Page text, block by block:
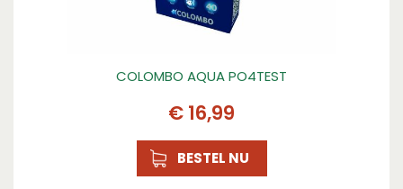
COLOMBO AQUA PO4TEST
€ 16,99
BESTEL NU